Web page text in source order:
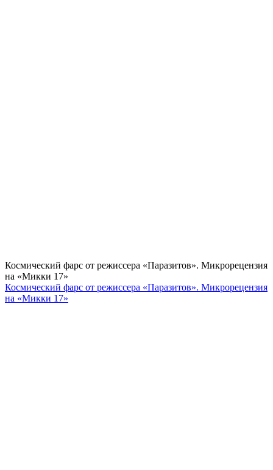
Космический фарс от режиссера «Паразитов». Микрорецензия
на «Микки 17»
Космический фарс от режиссера «Паразитов». Микрорецензия
на «Микки 17»